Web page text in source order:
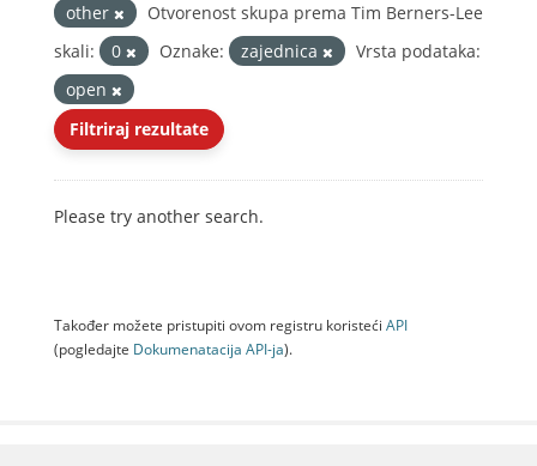
other
Otvorenost skupa prema Tim Berners-Lee
skali:
0 Oznake: zajednica
Vrsta podataka:
open
Filtriraj rezultate
Please try another search.
Također možete pristupiti ovom registru koristeći API
(pogledajte Dokumenаtаcijа API-jа).